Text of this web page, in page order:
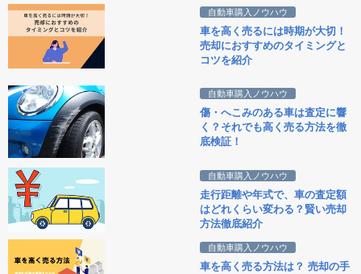
自動車購入ノウハウ
車を高く売るには時期が大切！
売却におすすめのタイミングと
コツを紹介
自動車購入ノウハウ
傷・へこみのある車は査定に響
く？それでも高く売る方法を徹
底検証！
自動車購入ノウハウ
走行距離や年式で、車の査定額
はどれくらい変わる？賢い売却
方法徹底紹介
自動車購入ノウハウ
車を高く売る方法は？ 売却の手